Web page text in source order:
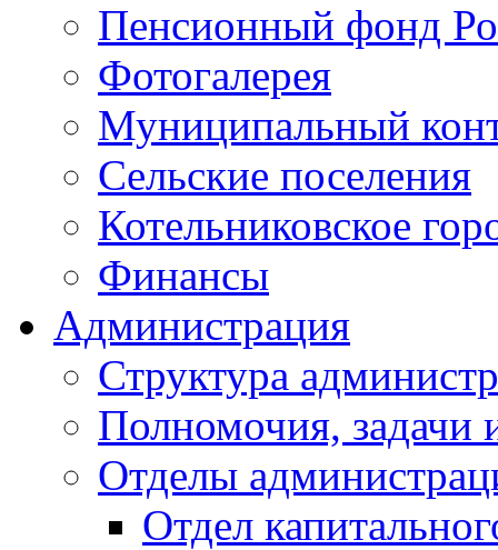
Пенсионный фонд
Фотогалерея
Муниципальный
Сельские поселения
Котельниковское
Финансы
Администрация
Структура
Полномочия, задачи
Отделы
Отдел